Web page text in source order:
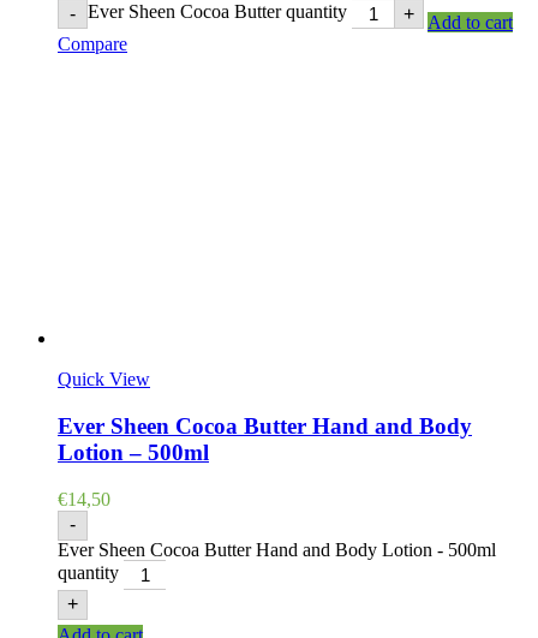
- Ever Sheen Cocoa Butter quantity +
Add to cart
Compare
Quick View
Ever Sheen Cocoa Butter Hand and Body
Lotion – 500ml
€14,50
-
Ever Sheen Cocoa Butter Hand and Body Lotion - 500ml
quantity
+